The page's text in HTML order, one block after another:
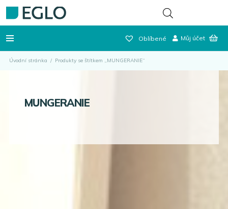
Oblíbené Můj účet
Úvodní stránka / Produkty se štítkem „MUNGERANIE“
MUNGERANIE